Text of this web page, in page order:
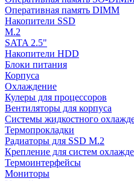
Оперативная память DIMM
Накопители SSD
M.2
SATA 2.5"
Накопители HDD
Блоки питания
Корпуса
Охлаждение
Кулеры для процессоров
Вентиляторы для корпуса
Системы жидкостного
Термопрокладки
Радиаторы для SSD M.2
Крепление для систем
Термоинтерфейсы
Мониторы